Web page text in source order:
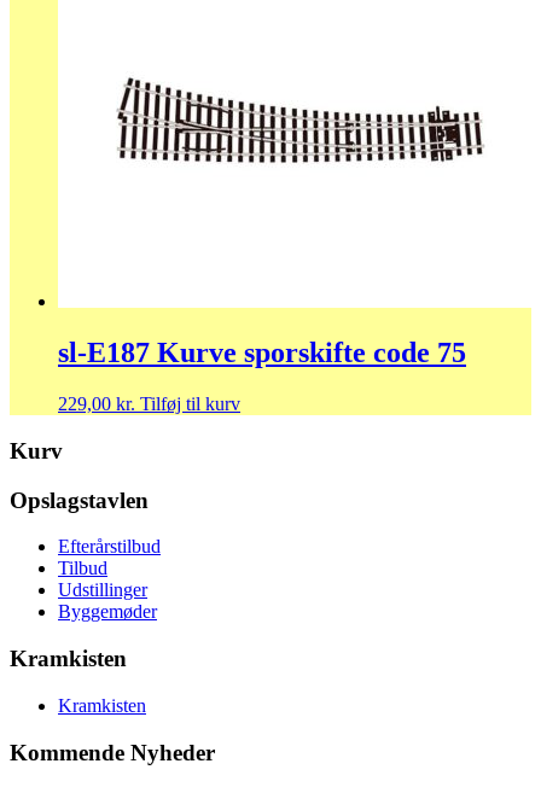
sl-E187 Kurve sporskifte code 75
229,00 kr. Tilføj til kurv
Kurv
Opslagstavlen
Efterårstilbud
Tilbud
Udstillinger
Byggemøder
Kramkisten
Kramkisten
Kommende Nyheder